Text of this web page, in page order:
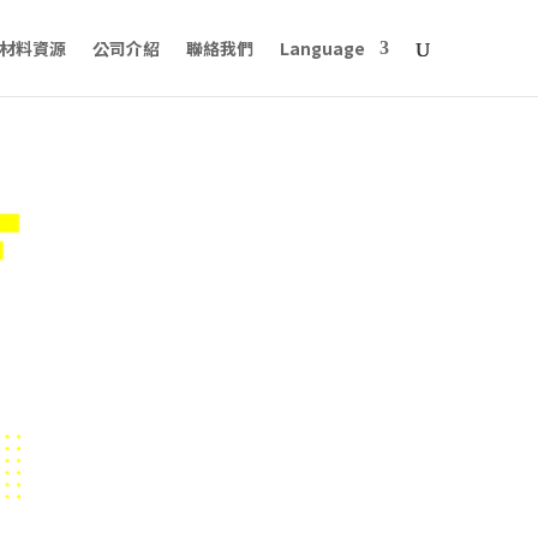
料資源 公司介紹 聯絡我們 Language